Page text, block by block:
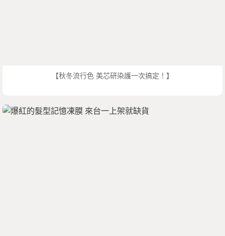
【秋冬流行色 美芯研染護一次搞定！】